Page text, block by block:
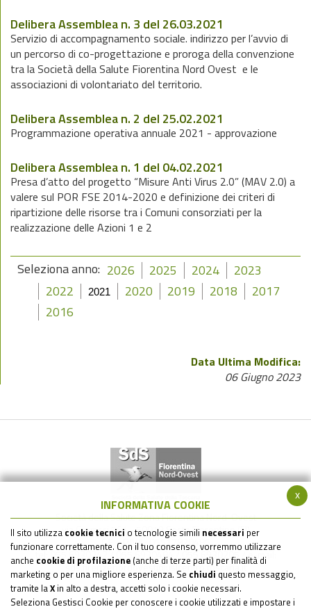
Delibera Assemblea n. 3 del 26.03.2021
Servizio di accompagnamento sociale. indirizzo per l’avvio di
un percorso di co-progettazione e proroga della convenzione
tra la Società della Salute Fiorentina Nord Ovest e le
associazioni di volontariato del territorio.
Delibera Assemblea n. 2 del 25.02.2021
Programmazione operativa annuale 2021 - approvazione
Delibera Assemblea n. 1 del 04.02.2021
Presa d’atto del progetto “Misure Anti Virus 2.0” (MAV 2.0) a
valere sul POR FSE 2014-2020 e definizione dei criteri di
ripartizione delle risorse tra i Comuni consorziati per la
realizzazione delle Azioni 1 e 2
Seleziona anno: 2026 2025 2024
2023
2022
2021 2020 2019 2018
2017
2016
Data Ultima Modifica:
06 Giugno 2023
Società della Salute Zona Fiorentina Nord-Ovest
via Gramsci 561 - 50019 Sesto Fiorentino (FI)
C.F. - P.IVA : 05517820485
tel: 055 6930242 / 055 6930484 / 055 6930205 / e-mail:
sds.firenzenordovest@uslcentro.toscana.it
x
INFORMATIVA COOKIE
Il sito utilizza cookie tecnici o tecnologie simili necessari per
funzionare correttamente. Con il tuo consenso, vorremmo utilizzare
anche cookie di profilazione (anche di terze parti) per finalità di
marketing o per una migliore esperienza. Se chiudi questo messaggio,
tramite laX in alto a destra, accetti solo i cookie necessari.
Seleziona Gestisci Cookie per conoscere i cookie utilizzati e impostare i